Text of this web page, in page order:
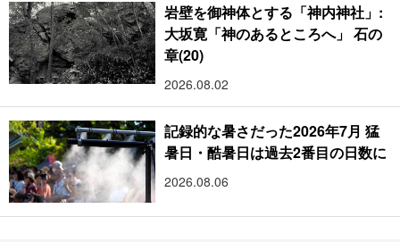
岩壁を御神体とする「神内神社」:
大坂寛「神のあるところへ」 石の
章(20)
2026.08.02
記録的な暑さだった2026年7月 猛
暑日・酷暑日は過去2番目の日数に
2026.08.06